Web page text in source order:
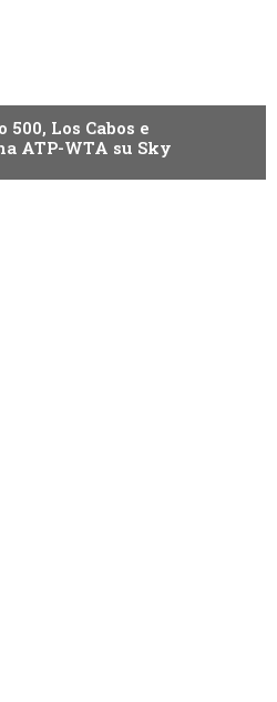
Los Cabos e
ATP-WTA su Sky